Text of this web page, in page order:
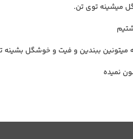
میشینه توی تن.
ببندین و فیت و خوشگل بشینه
نمیده